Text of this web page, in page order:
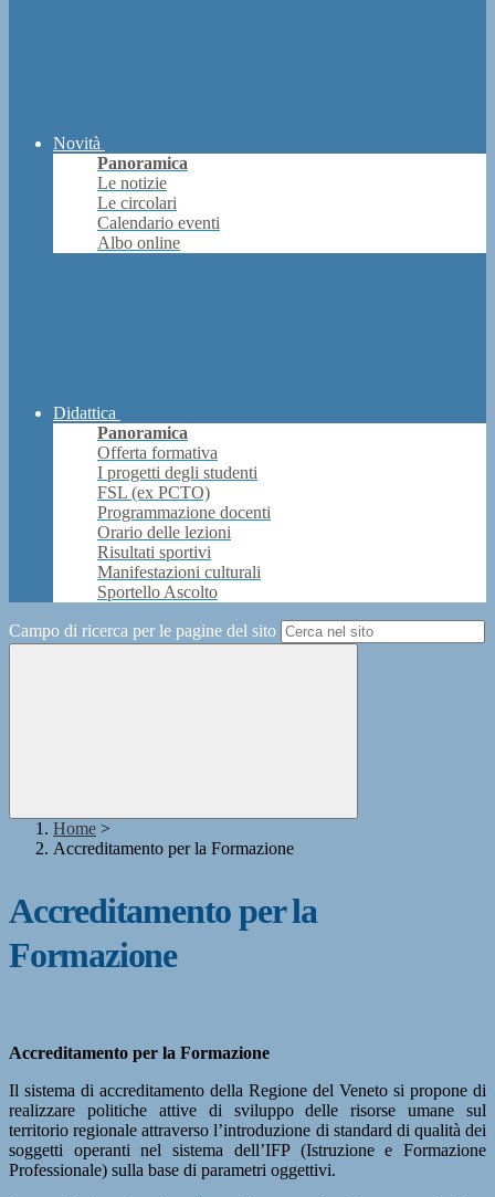
Novità
Panoramica
Le notizie
Le circolari
Calendario eventi
Albo online
Didattica
Panoramica
Offerta formativa
I progetti degli studenti
FSL (ex PCTO)
Programmazione docenti
Orario delle lezioni
Risultati sportivi
Manifestazioni culturali
Sportello Ascolto
Campo di ricerca per le pagine del sito
Home >
Accreditamento per la Formazione
Accreditamento per la
Formazione
Accreditamento per la Formazione
Il sistema di accreditamento della Regione del Veneto si propone di
realizzare politiche attive di sviluppo delle risorse umane sul
territorio regionale attraverso l’introduzione di standard di qualità dei
soggetti operanti nel sistema dell’IFP (Istruzione e Formazione
Professionale) sulla base di parametri oggettivi.